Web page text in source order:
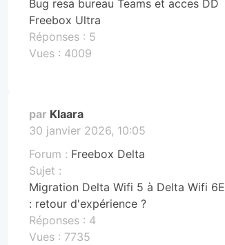
Bug resa bureau Teams et acces DD
Freebox Ultra
Réponses : 5
Vues : 4009
par Klaara
30 janvier 2026, 10:05
Forum : Freebox Delta
Sujet :
Migration Delta Wifi 5 à Delta Wifi 6E
: retour d'expérience ?
Réponses : 4
Vues : 7735